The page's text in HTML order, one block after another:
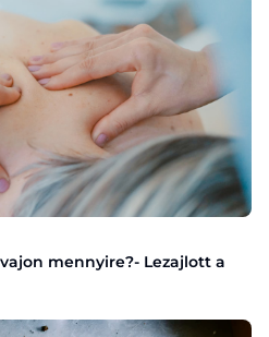
mennyire?- Lezajlott a